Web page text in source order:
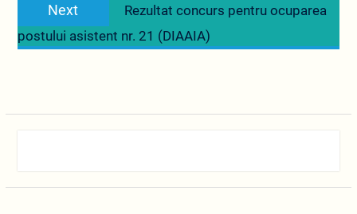
Next
post:
Rezultat concurs pentru ocuparea
postului asistent nr. 21 (DIAAIA)